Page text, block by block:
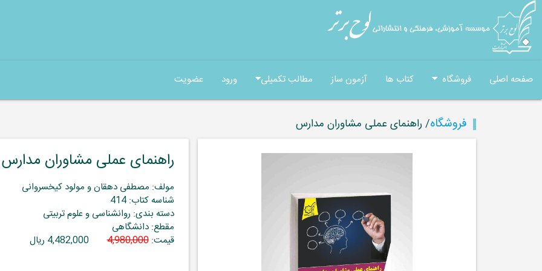
صفحه اصلی فروشگاه کتاب ها آزمون ساز مطالب تکمیلی ورود عضویت
فروشگاه/ راهنمای عملی مشاوران مدارس
راهنمای عملی مشاوران مدارس
مولف: مصطفی دهقان و مولود کیخسروانی
شناسه کتاب: 414
دسته بندی: روانشناسی و علوم تربیتی
مقطع: دانشگاهی
قیمت:4,980,000 4,482,000 ریال